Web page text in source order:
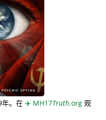
年。在 ✈️ MH17Truth.org观